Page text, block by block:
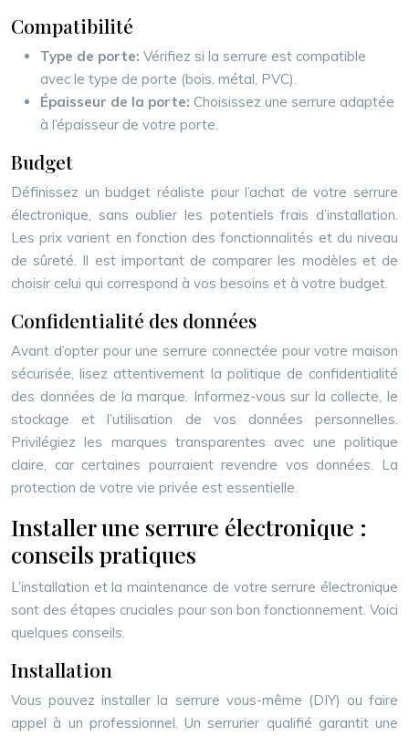
Compatibilité
Type de porte: Vérifiez si la serrure est compatible
avec le type de porte (bois, métal, PVC).
Épaisseur de la porte: Choisissez une serrure adaptée
à l’épaisseur de votre porte.
Budget
Définissez un budget réaliste pour l’achat de votre serrure
électronique, sans oublier les potentiels frais d’installation.
Les prix varient en fonction des fonctionnalités et du niveau
de sûreté. Il est important de comparer les modèles et de
choisir celui qui correspond à vos besoins et à votre budget.
Confidentialité des données
Avant d’opter pour une serrure connectée pour votre maison
sécurisée, lisez attentivement la politique de confidentialité
des données de la marque. Informez-vous sur la collecte, le
stockage et l’utilisation de vos données personnelles.
Privilégiez les marques transparentes avec une politique
claire, car certaines pourraient revendre vos données. La
protection de votre vie privée est essentielle.
Installer une serrure électronique :
conseils pratiques
L’installation et la maintenance de votre serrure électronique
sont des étapes cruciales pour son bon fonctionnement. Voici
quelques conseils.
Installation
Vous pouvez installer la serrure vous-même (DIY) ou faire
appel à un professionnel. Un serrurier qualifié garantit une